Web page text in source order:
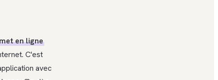
en ligne
C'est
avec